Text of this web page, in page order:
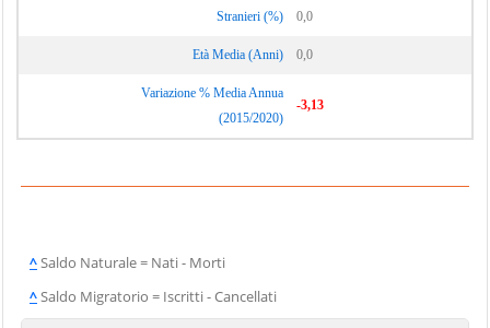
Stranieri (%) 0,0
Età Media (Anni) 0,0
Variazione % Media Annua
(2015/2020)
-3,13
^Saldo Naturale = Nati - Morti
^Saldo Migratorio = Iscritti - Cancellati